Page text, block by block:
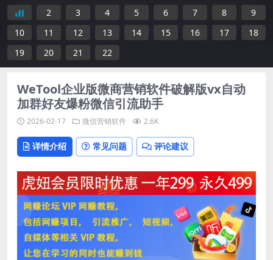
2
3 4 5 6 7 8
9
10
11 12 13 14 15 16 17
18
19
20 21 22
WeTool企业版微商营销软件破解版vx自动
加群好友爆粉微信引流助手
2026-02-17 微信营销软件 2.6K
详情介绍 常见问题 评论建议